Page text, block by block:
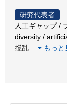
研究代表者
人工ギャップ /
diversity /
撹乱
もっと